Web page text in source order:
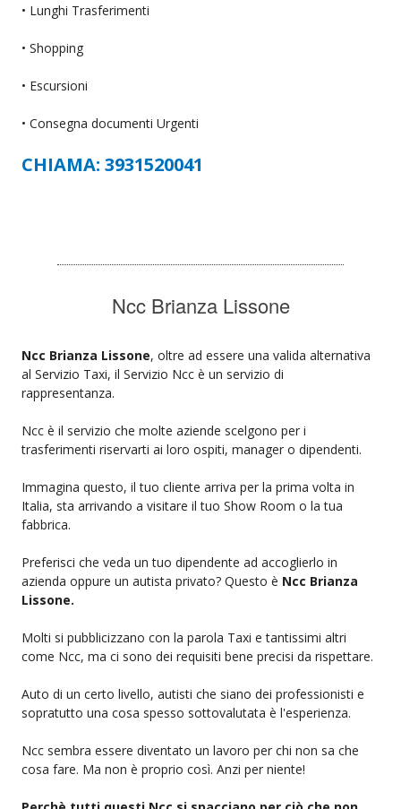
• Lunghi Trasferimenti
• Shopping
• Escursioni
• Consegna documenti Urgenti
CHIAMA: 3931520041
Ncc Brianza Lissone
Ncc Brianza Lissone, oltre ad essere una valida alternativa
al Servizio Taxi, il Servizio Ncc è un servizio di
rappresentanza.
Ncc è il servizio che molte aziende scelgono per i
trasferimenti riservarti ai loro ospiti, manager o dipendenti.
Immagina questo, il tuo cliente arriva per la prima volta in
Italia, sta arrivando a visitare il tuo Show Room o la tua
fabbrica.
Preferisci che veda un tuo dipendente ad accoglierlo in
azienda oppure un autista privato? Questo è Ncc Brianza
Lissone.
Molti si pubblicizzano con la parola Taxi e tantissimi altri
come Ncc, ma ci sono dei requisiti bene precisi da rispettare.
Auto di un certo livello, autisti che siano dei professionisti e
sopratutto una cosa spesso sottovalutata è l'esperienza.
Ncc sembra essere diventato un lavoro per chi non sa che
cosa fare. Ma non è proprio così. Anzi per niente!